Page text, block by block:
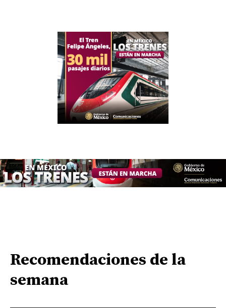
Recomendaciones de la
semana